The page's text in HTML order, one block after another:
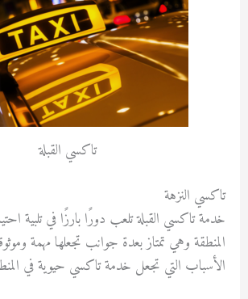
تاكسي القبلة
تاكسي النزهة
خدمة تاكسي القبلة تلعب دورًا بارزًا في تلبية
المنطقة وهي تمتاز بعدة جوانب تجعلها مهمة
الأسباب التي تجعل خدمة تاكسي حيوية في